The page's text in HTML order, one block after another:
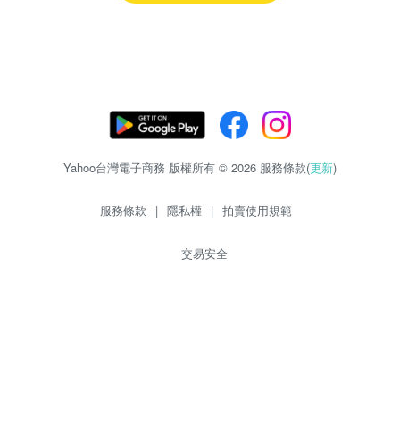
Yahoo台灣電子商務 版權所有 © 2026 服務條款(更新)
服務條款 | 隱私權 | 拍賣使用規範
交易安全